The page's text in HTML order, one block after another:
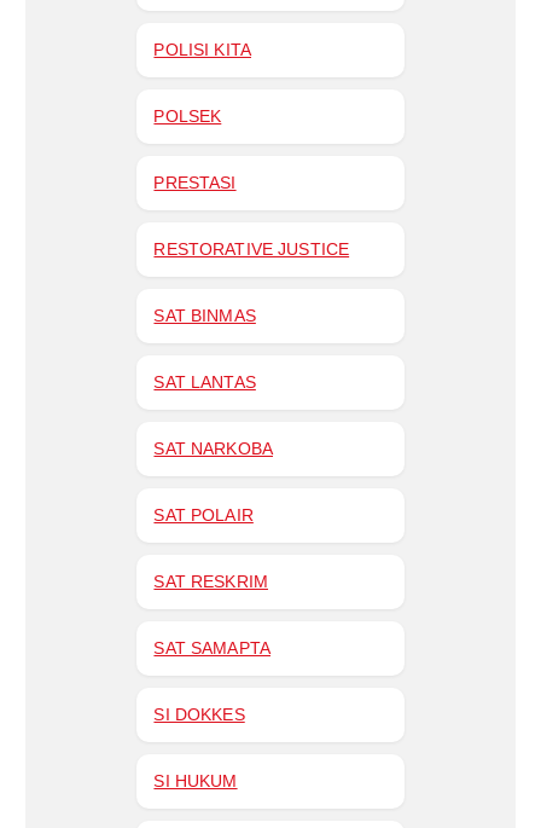
POLISI KITA
POLSEK
PRESTASI
RESTORATIVE JUSTICE
SAT BINMAS
SAT LANTAS
SAT NARKOBA
SAT POLAIR
SAT RESKRIM
SAT SAMAPTA
SI DOKKES
SI HUKUM